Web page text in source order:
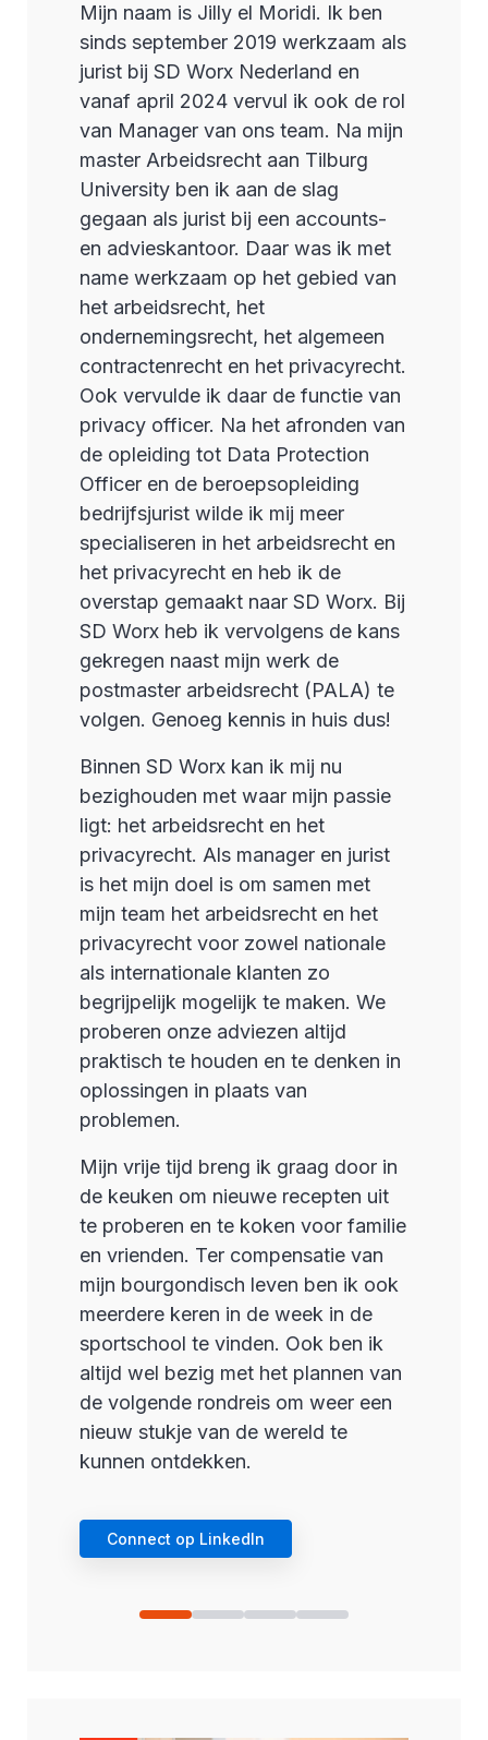
Mijn naam is Jilly el Moridi. Ik ben
sinds september 2019 werkzaam als
jurist bij SD Worx Nederland en
vanaf april 2024 vervul ik ook de rol
van Manager van ons team. Na mijn
master Arbeidsrecht aan Tilburg
University ben ik aan de slag
gegaan als jurist bij een accounts-
en advieskantoor. Daar was ik met
name werkzaam op het gebied van
het arbeidsrecht, het
ondernemingsrecht, het algemeen
contractenrecht en het privacyrecht.
Ook vervulde ik daar de functie van
privacy officer. Na het afronden van
de opleiding tot Data Protection
Officer en de beroepsopleiding
bedrijfsjurist wilde ik mij meer
specialiseren in het arbeidsrecht en
het privacyrecht en heb ik de
overstap gemaakt naar SD Worx. Bij
SD Worx heb ik vervolgens de kans
gekregen naast mijn werk de
postmaster arbeidsrecht (PALA) te
volgen. Genoeg kennis in huis dus!
Binnen SD Worx kan ik mij nu
bezighouden met waar mijn passie
ligt: het arbeidsrecht en het
privacyrecht. Als manager en jurist
is het mijn doel is om samen met
mijn team het arbeidsrecht en het
privacyrecht voor zowel nationale
als internationale klanten zo
begrijpelijk mogelijk te maken. We
proberen onze adviezen altijd
praktisch te houden en te denken in
oplossingen in plaats van
problemen.
Mijn vrije tijd breng ik graag door in
de keuken om nieuwe recepten uit
te proberen en te koken voor familie
en vrienden. Ter compensatie van
mijn bourgondisch leven ben ik ook
meerdere keren in de week in de
sportschool te vinden. Ook ben ik
altijd wel bezig met het plannen van
de volgende rondreis om weer een
nieuw stukje van de wereld te
kunnen ontdekken.
Connect op LinkedIn